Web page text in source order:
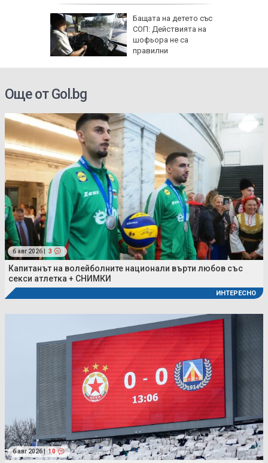
Бащата на детето със
СОП: Действията на
шофьора не са
правилни
Още от Gol.bg
6 авг 2026 | 3
Капитанът на волейболните национали върти любов със
секси атлетка + СНИМКИ
ИНТЕРЕСНО
6 авг 2026 | 10